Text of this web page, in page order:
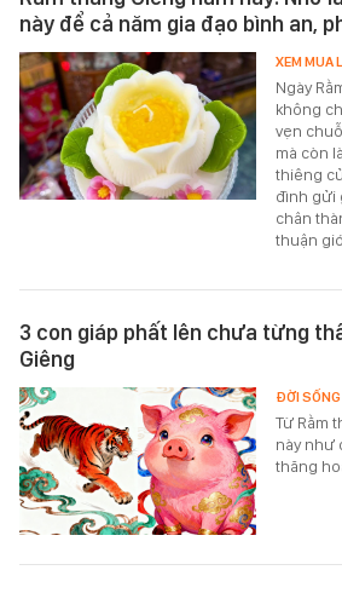
này để cả năm gia đạo bình an,
Ngày
không
vẹn
mà còn
thiêng
đình gửi
chân
thuận
XEM MUA
3 con giáp phất lên chưa từng
Giêng
Từ Rằm
này như
thăng
ĐỜI SỐNG